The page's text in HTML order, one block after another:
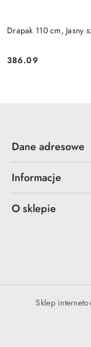
Drapak 110 cm, Jasny
Cena:
386.09
Dane adresowe
Informacje
O sklepie
Sklep